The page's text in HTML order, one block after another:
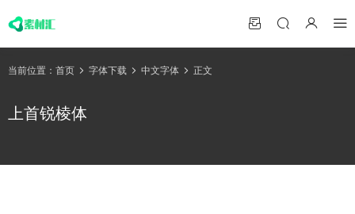
当前位置： 首页 字体下载 中文字体 正文
上首锐棱体